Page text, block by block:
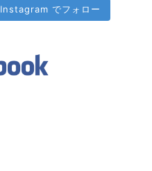
Instagram でフォロー